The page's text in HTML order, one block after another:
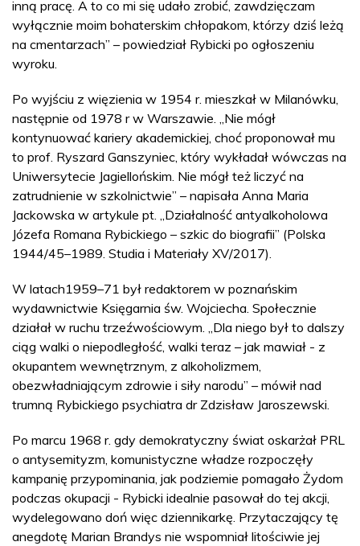
inną pracę. A to co mi się udało zrobić, zawdzięczam
wyłącznie moim bohaterskim chłopakom, którzy dziś leżą
na cmentarzach” – powiedział Rybicki po ogłoszeniu
wyroku.
Po wyjściu z więzienia w 1954 r. mieszkał w Milanówku,
następnie od 1978 r w Warszawie. „Nie mógł
kontynuować kariery akademickiej, choć proponował mu
to prof. Ryszard Ganszyniec, który wykładał wówczas na
Uniwersytecie Jagiellońskim. Nie mógł też liczyć na
zatrudnienie w szkolnictwie” – napisała Anna Maria
Jackowska w artykule pt. „Działalność antyalkoholowa
Józefa Romana Rybickiego – szkic do biografii” (Polska
1944/45–1989. Studia i Materiały XV/2017).
W latach1959–71 był redaktorem w poznańskim
wydawnictwie Księgarnia św. Wojciecha. Społecznie
działał w ruchu trzeźwościowym. „Dla niego był to dalszy
ciąg walki o niepodległość, walki teraz – jak mawiał - z
okupantem wewnętrznym, z alkoholizmem,
obezwładniającym zdrowie i siły narodu” – mówił nad
trumną Rybickiego psychiatra dr Zdzisław Jaroszewski.
Po marcu 1968 r. gdy demokratyczny świat oskarżał PRL
o antysemityzm, komunistyczne władze rozpoczęły
kampanię przypominania, jak podziemie pomagało Żydom
podczas okupacji - Rybicki idealnie pasował do tej akcji,
wydelegowano doń więc dziennikarkę. Przytaczający tę
anegdotę Marian Brandys nie wspomniał litościwie jej